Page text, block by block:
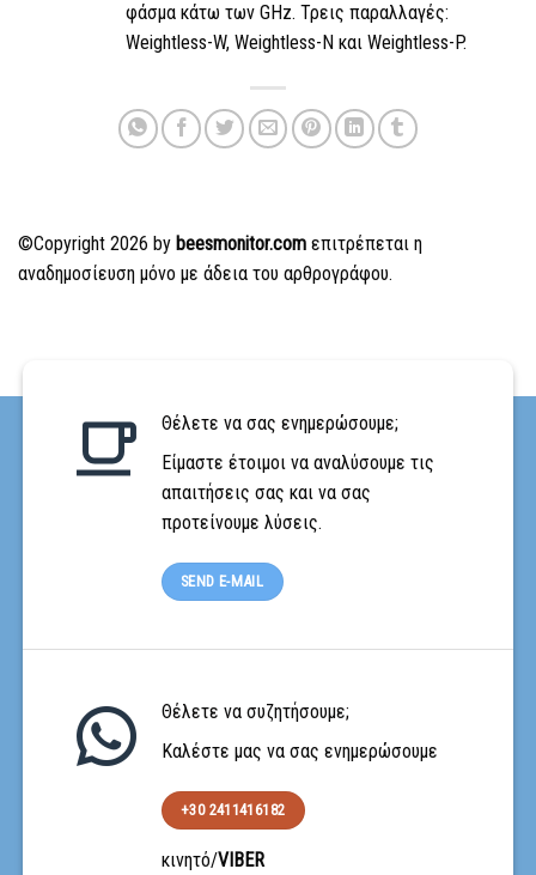
φάσμα κάτω των GHz. Τρεις παραλλαγές:
Weightless-W, Weightless-N και Weightless-P.
©Copyright 2026 by beesmonitor.com επιτρέπεται η
αναδημοσίευση μόνο με άδεια του αρθρογράφου.
Θέλετε να σας ενημερώσουμε;
Είμαστε έτοιμοι να αναλύσουμε τις
απαιτήσεις σας και να σας
προτείνουμε λύσεις.
SEND E-MAIL
Θέλετε να συζητήσουμε;
Καλέστε μας να σας ενημερώσουμε
+30 2411416182
κινητό/VIBER